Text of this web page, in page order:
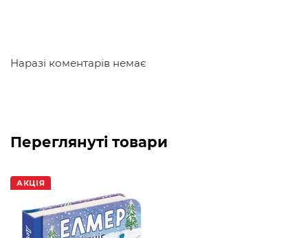
Наразі коментарів немає
Переглянуті товари
АКЦІЯ